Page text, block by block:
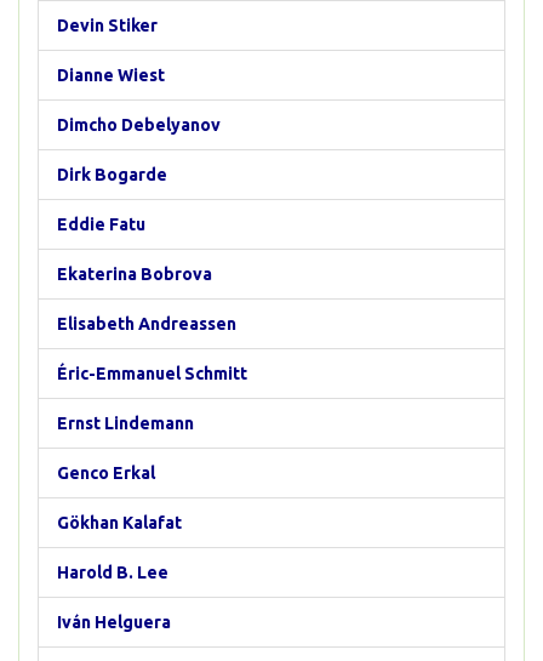
Devin Stiker
Dianne Wiest
Dimcho Debelyanov
Dirk Bogarde
Eddie Fatu
Ekaterina Bobrova
Elisabeth Andreassen
Éric-Emmanuel Schmitt
Ernst Lindemann
Genco Erkal
Gökhan Kalafat
Harold B. Lee
Iván Helguera